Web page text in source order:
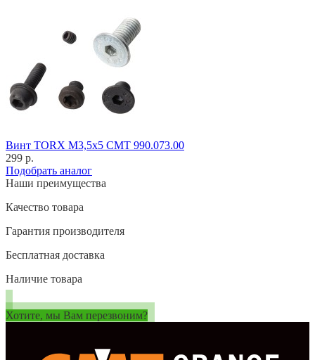
Винт TORX M3,5x5 CMT 990.073.00
299 р.
Подобрать аналог
Наши преимущества
Качество товара
Гарантия производителя
Бесплатная доставка
Наличие товара
Хотите, мы Вам перезвоним?